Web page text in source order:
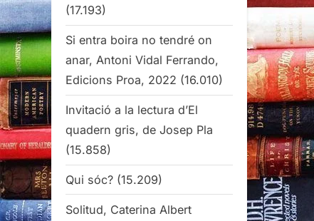
(17.193)
Si entra boira no tendré on
anar, Antoni Vidal Ferrando,
Edicions Proa, 2022 (16.010)
Invitació a la lectura d’El
quadern gris, de Josep Pla
(15.858)
Qui sóc? (15.209)
Solitud, Caterina Albert